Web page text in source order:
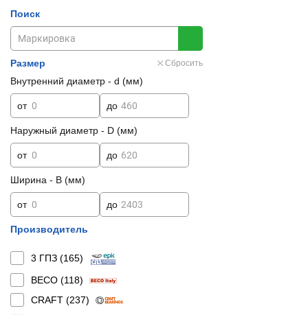
Поиск
Размер Сбросить
Внутренний диаметр - d (мм)
от до
Наружный диаметр - D (мм)
от до
Ширина - B (мм)
от до
Производитель
3 ГПЗ (165)
BECO (118)
CRAFT (237)